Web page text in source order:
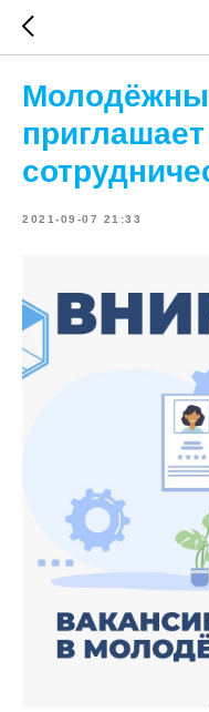
приглашает
2021-09-07 21:33